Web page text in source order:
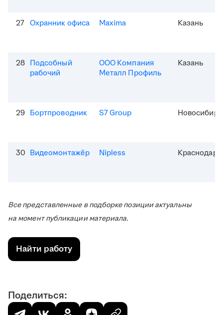
27 Охранник офиса Maxima Казань
28 Подсобный
рабочий
ООО Компания
Металл Профиль
Казань
29 Бортпроводник S7 Group
30 Видеомонтажёр Nipless Краснодар
Все представленные в подборке позиции актуальны
на момент публикации материала.
Найти работу
Поделиться: